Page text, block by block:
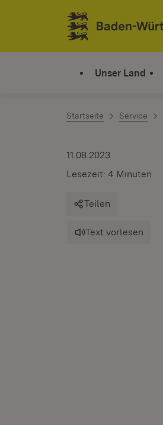
Zum Inhalt springen
Link zur Startseite
Unser Land
Startseite Service
11.08.2023
Lesezeit: 4 Minuten
Teilen
Text vorlesen